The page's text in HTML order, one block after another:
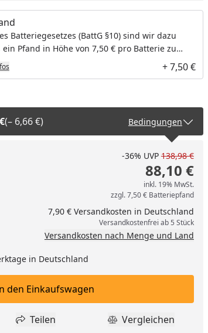
Batteriegesetzes (BattG §10) sind wir dazu
Pfand in Höhe von 7,50 € pro Batterie zu
+ 7,50 €
(– 6,66 €) Bedingungen
eingeben
um eins erhöhen
-36% UVP 138,98 €
88,10 €
inkl. 19% MwSt.
zzgl. 7,50 € Batteriepfand
7,90 € Versandkosten in Deutschland
Versandkostenfrei ab 5 Stück
Versandkosten nach Menge und Land
in Deutschland
In den Einkaufswagen legen
den Einkaufswagen
hinzufügen
Teilen
Teilen Produkt
Vergleichen